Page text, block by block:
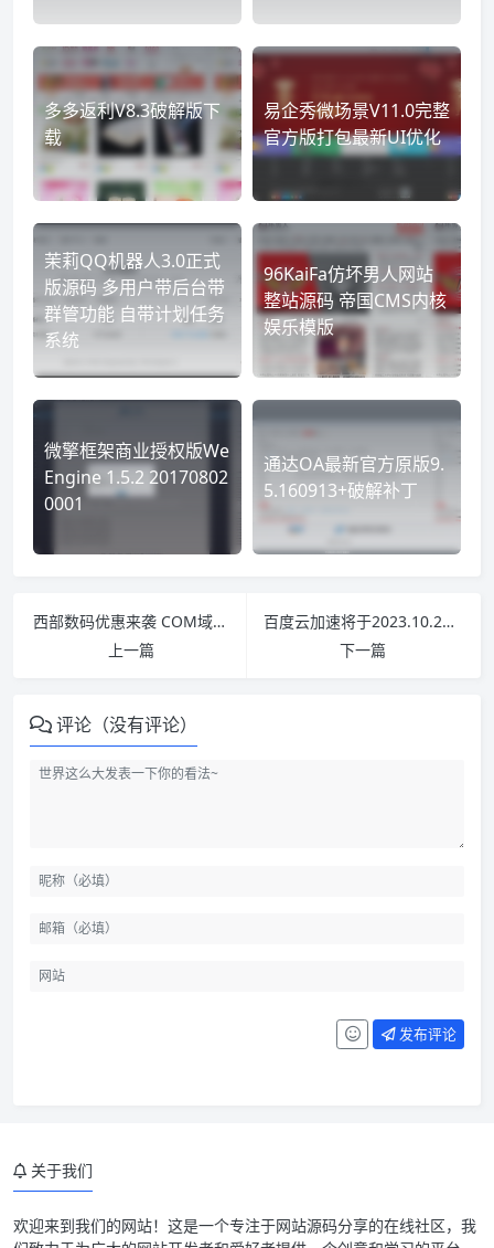
多多返利V8.3破解版下
载
易企秀微场景V11.0完整
官方版打包最新UI优化
茉莉QQ机器人3.0正式
版源码 多用户带后台带
群管功能 自带计划任务
系统
96KaiFa仿坏男人网站
整站源码 帝国CMS内核
娱乐模版
微擎框架商业授权版We
Engine 1.5.2 20170802
0001
通达OA最新官方原版9.
5.160913+破解补丁
西部数码优惠来袭 COM域名0元注册 免费转入
上一篇
百度云加速将于2023.10.26停止免费套餐服务
下一篇
评论（没有评论）
发布评论
引流宝安装说明
关于我们
欢迎来到我们的网站！这是一个专注于网站源码分享的在线社区，我